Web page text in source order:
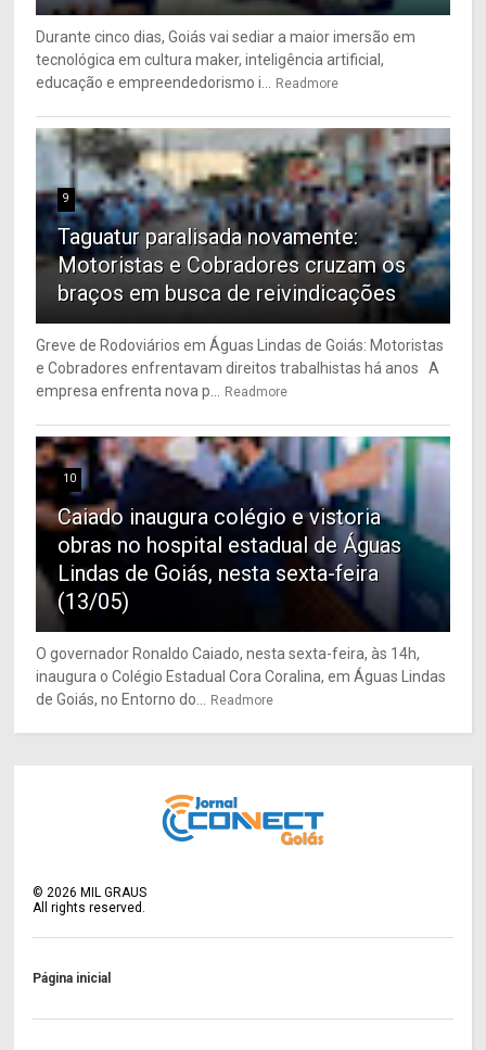
Durante cinco dias, Goiás vai sediar a maior imersão em
tecnológica em cultura maker, inteligência artificial,
educação e empreendedorismo i... Readmore
9
Taguatur paralisada novamente:
Motoristas e Cobradores cruzam os
braços em busca de reivindicações
Greve de Rodoviários em Águas Lindas de Goiás: Motoristas
e Cobradores enfrentavam direitos trabalhistas há anos A
empresa enfrenta nova p... Readmore
10
Caiado inaugura colégio e vistoria
obras no hospital estadual de Águas
Lindas de Goiás, nesta sexta-feira
(13/05)
O governador Ronaldo Caiado, nesta sexta-feira, às 14h,
inaugura o Colégio Estadual Cora Coralina, em Águas Lindas
de Goiás, no Entorno do... Readmore
©2026 MIL GRAUS
All rights reserved.
Página inicial